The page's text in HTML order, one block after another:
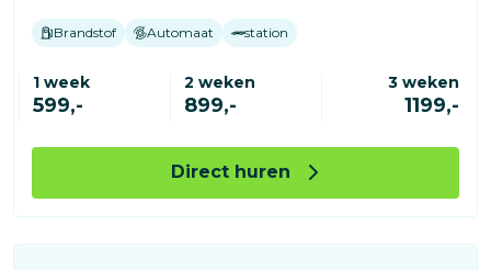
Brandstof Automaat station
1 week
599,-
2 weken
899,-
3 weken
1199,-
Direct huren